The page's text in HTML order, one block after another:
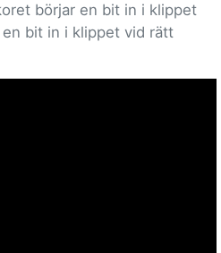
börjar en bit in i klippet
bit in i klippet vid rätt